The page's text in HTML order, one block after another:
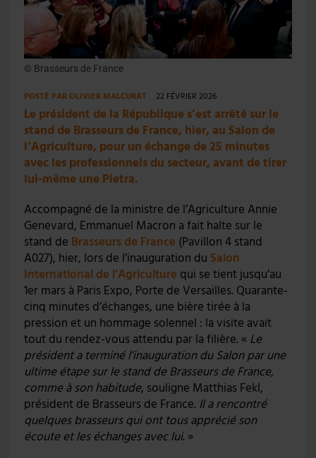
© Brasseurs de France
POSTÉ PAROLIVIER MALCURAT 22 FÉVRIER 2026
Le président de la République s’est arrêté sur le
stand de Brasseurs de France, hier, au Salon de
l’Agriculture, pour un échange de 25 minutes
avec les professionnels du secteur, avant de tirer
lui-même une Pietra.
Accompagné de la ministre de l’Agriculture Annie
Genevard, Emmanuel Macron a fait halte sur le
stand de Brasseurs de France (Pavillon 4 stand
A027), hier, lors de l’inauguration du Salon
International de l’Agriculture qui se tient jusqu’au
1er mars à Paris Expo, Porte de Versailles. Quarante-
cinq minutes d’échanges, une bière tirée à la
pression et un hommage solennel : la visite avait
tout du rendez-vous attendu par la filière. « Le
président a terminé l’inauguration du Salon par une
ultime étape sur le stand de Brasseurs de France,
comme à son habitude, souligne Matthias Fekl,
président de Brasseurs de France. Il a rencontré
quelques brasseurs qui ont tous apprécié son
écoute et les échanges avec lui. »